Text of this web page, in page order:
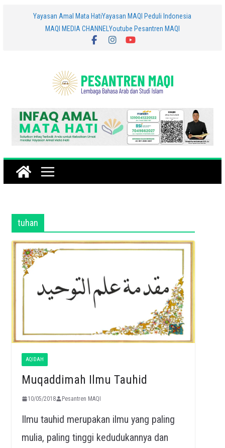
Yayasan Amal Mata HatiYayasan MAQI Peduli Indonesia
MAQI MEDIA CHANNEL Youtube Pesantren MAQI
tuhan
AQIDAH
Muqaddimah Ilmu Tauhid
10/05/2018 Pesantren MAQI
Ilmu tauhid merupakan ilmu yang paling
mulia, paling tinggi kedudukannya dan